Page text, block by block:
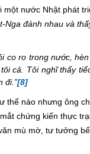
nước Nhật phát
đánh nhau và
ro trong nước, hèn
cả. Tôi nghĩ thấy
đi.”[8]
thế nào nhưng ông
chứng kiến thực
mù mờ, tư tưởng